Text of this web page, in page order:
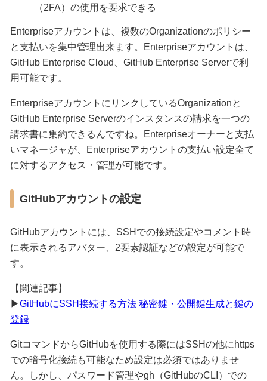
（2FA）の使用を要求できる
Enterpriseアカウントは、複数のOrganizationのポリシー
と支払いを集中管理出来ます。Enterpriseアカウントは、
GitHub Enterprise Cloud、GitHub Enterprise Serverで利
用可能です。
EnterpriseアカウントにリンクしているOrganizationと
GitHub Enterprise Serverのインスタンスの請求を一つの
請求書に集約できるんですね。Enterpriseオーナーと支払
いマネージャが、Enterpriseアカウントの支払い設定全て
に対するアクセス・管理が可能です。
GitHubアカウントの設定
GitHubアカウントには、SSHでの接続設定やコメント時
に表示されるアバター、2要素認証などの設定が可能で
す。
【関連記事】
▶GitHubにSSH接続する方法 秘密鍵・公開鍵生成と鍵の
登録
GitコマンドからGitHubを使用する際にはSSHの他にhttps
での暗号化接続も可能なため設定は必須ではありませ
ん。しかし、パスワード管理やgh（GitHubのCLI）での